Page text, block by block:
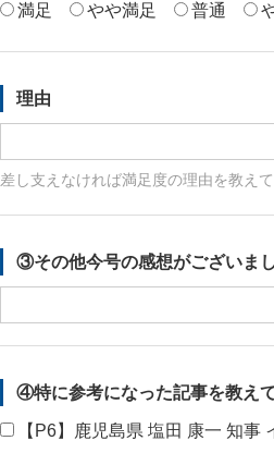
満足 やや満足 普通
理由
差し支えなければ満足度の理由を教えて
③その他今号の感想がございま
④特に参考になった記事を教え
【P6】鹿児島県 塩田 康一 知事